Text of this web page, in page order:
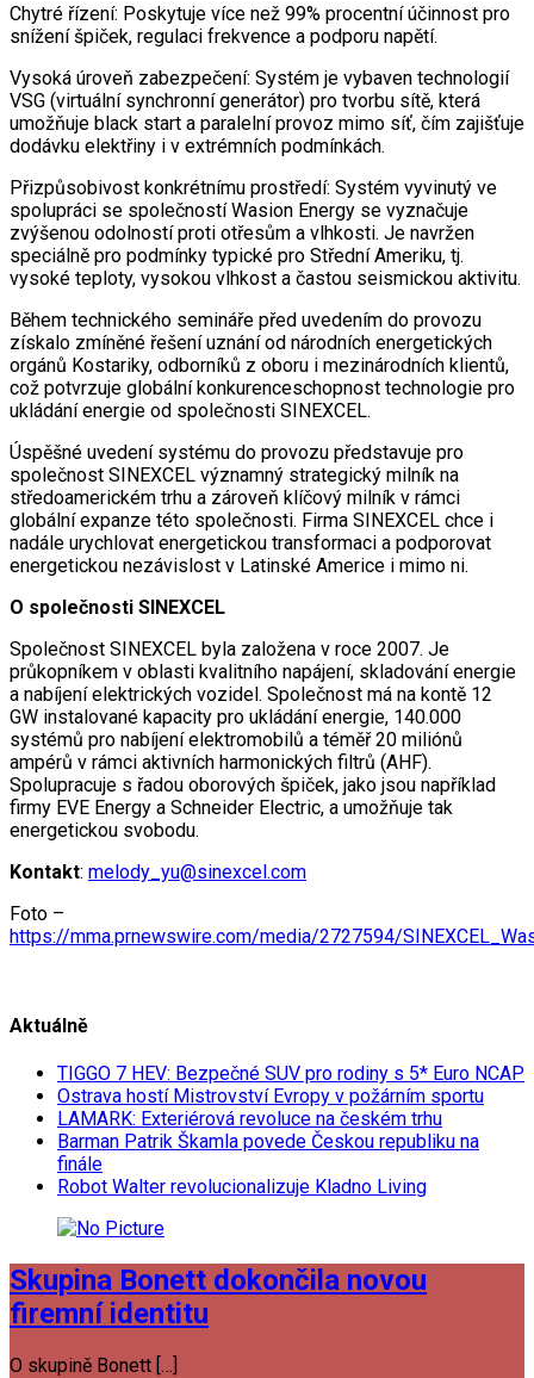
Chytré řízení: Poskytuje více než 99% procentní účinnost pro
snížení špiček, regulaci frekvence a podporu napětí.
Vysoká úroveň zabezpečení: Systém je vybaven technologií
VSG (virtuální synchronní generátor) pro tvorbu sítě, která
umožňuje black start a paralelní provoz mimo síť, čím zajišťuje
dodávku elektřiny i v extrémních podmínkách.
Přizpůsobivost konkrétnímu prostředí: Systém vyvinutý ve
spolupráci se společností Wasion Energy se vyznačuje
zvýšenou odolností proti otřesům a vlhkosti. Je navržen
speciálně pro podmínky typické pro Střední Ameriku, tj.
vysoké teploty, vysokou vlhkost a častou seismickou aktivitu.
Během technického semináře před uvedením do provozu
získalo zmíněné řešení uznání od národních energetických
orgánů Kostariky, odborníků z oboru i mezinárodních klientů,
což potvrzuje globální konkurenceschopnost technologie pro
ukládání energie od společnosti SINEXCEL.
Úspěšné uvedení systému do provozu představuje pro
společnost SINEXCEL významný strategický milník na
středoamerickém trhu a zároveň klíčový milník v rámci
globální expanze této společnosti. Firma SINEXCEL chce i
nadále urychlovat energetickou transformaci a podporovat
energetickou nezávislost v Latinské Americe i mimo ni.
O společnosti SINEXCEL
Společnost SINEXCEL byla založena v roce 2007. Je
průkopníkem v oblasti kvalitního napájení, skladování energie
a nabíjení elektrických vozidel. Společnost má na kontě 12
GW instalované kapacity pro ukládání energie, 140.000
systémů pro nabíjení elektromobilů a téměř 20 miliónů
ampérů v rámci aktivních harmonických filtrů (AHF).
Spolupracuje s řadou oborových špiček, jako jsou například
firmy EVE Energy a Schneider Electric, a umožňuje tak
energetickou svobodu.
Kontakt: melody_yu@sinexcel.com
Foto –
https://mma.prnewswire.com/media/2727594/
Aktuálně
TIGGO 7 HEV: Bezpečné SUV pro rodiny s 5* Euro NCAP
Ostrava hostí Mistrovství Evropy v požárním sportu
LAMARK: Exteriérová revoluce na českém trhu
Barman Patrik Škamla povede Českou republiku na
finále
Robot Walter revolucionalizuje Kladno Living
Skupina Bonett dokončila novou
firemní identitu
O skupině Bonett […]